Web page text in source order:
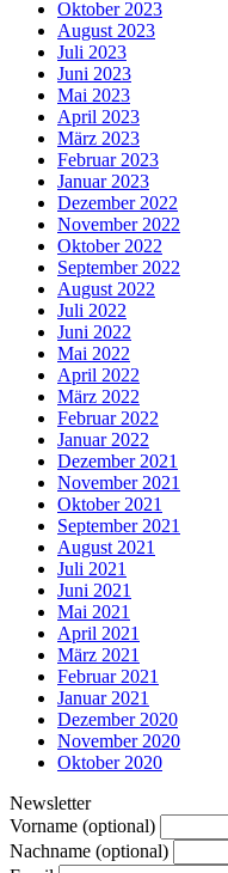
Oktober 2023
August 2023
Juli 2023
Juni 2023
Mai 2023
April 2023
März 2023
Februar 2023
Januar 2023
Dezember 2022
November 2022
Oktober 2022
September 2022
August 2022
Juli 2022
Juni 2022
Mai 2022
April 2022
März 2022
Februar 2022
Januar 2022
Dezember 2021
November 2021
Oktober 2021
September 2021
August 2021
Juli 2021
Juni 2021
Mai 2021
April 2021
März 2021
Februar 2021
Januar 2021
Dezember 2020
November 2020
Oktober 2020
Newsletter
Vorname (optional)
Nachname (optional)